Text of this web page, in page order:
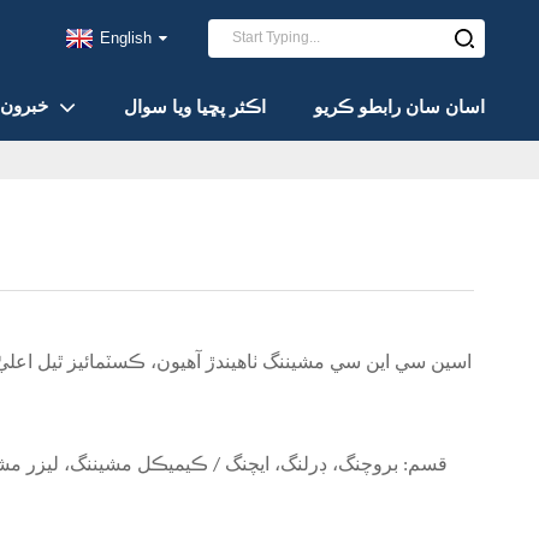
خبرون اڪثر پڇيا ويا سوال اسان سان رابطو ڪريو
English
قسم: بروچنگ، ڊرلنگ، ايچنگ / ڪيميڪل مشيننگ، ليزر